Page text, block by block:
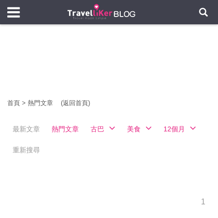
首頁 > 熱門文章 (返回首頁)
最新文章 熱門文章 古巴 美食 12個月
重新搜尋
1